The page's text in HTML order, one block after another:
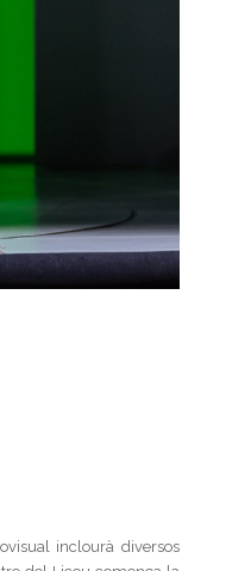
inclourà diversos